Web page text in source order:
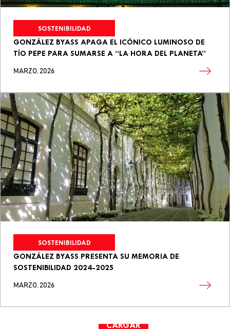
SOSTENIBILIDAD
GONZÁLEZ BYASS APAGA EL ICÓNICO LUMINOSO DE
TÍO PEPE PARA SUMARSE A “LA HORA DEL PLANETA”
MARZO, 2026
SOSTENIBILIDAD
GONZÁLEZ BYASS PRESENTA SU MEMORIA DE
SOSTENIBILIDAD 2024-2025
MARZO, 2026
CARGAR